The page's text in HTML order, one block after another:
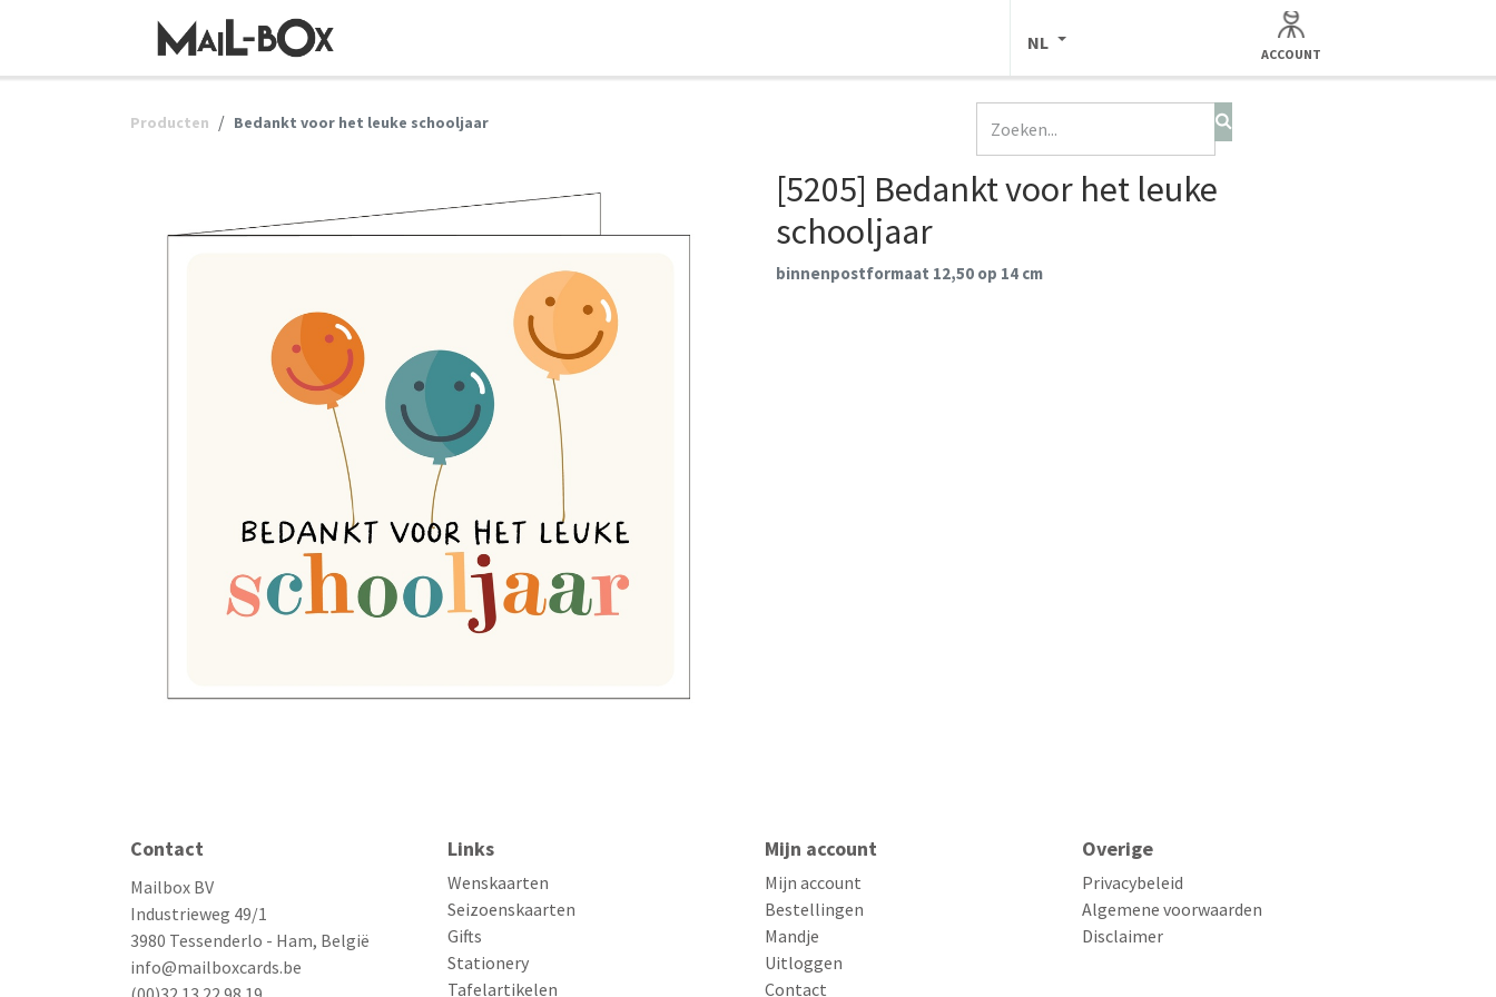
NL
ACCOUNT
Producten Bedankt voor het leuke schooljaar
[5205] Bedankt voor het leuke
schooljaar
binnenpostformaat 12,50 op 14 cm
Contact
Mailbox BV
Industrieweg 49/1
3980 Tessenderlo - Ham, België
info@mailboxcards.be
Links
Wenskaarten
Seizoenskaarten
Gifts
Stationery
Tafelartikelen
Mijn account
Mijn account
Bestellingen
Mandje
Uitloggen
Contact
Overige
Privacybeleid
Algemene voorwaarden
Disclaimer